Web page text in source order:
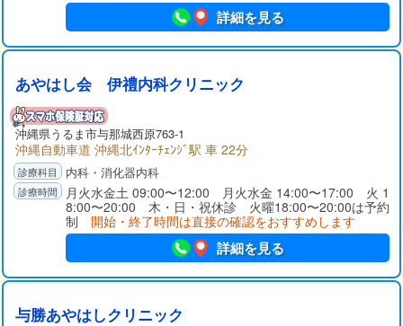
詳細を見る
あやはし会 伊禮内科クリニック
沖縄県うるま市与那城西原763-1
沖縄自動車道 沖縄北ｲﾝﾀｰﾁｪﾝｼﾞ駅 車 22分
内科・消化器内科
月火水金土 09:00〜12:00 月火水金 14:00〜17:00 火 1
8:00〜20:00 木・日・祝休診 火曜18:00〜20:00は予約
制 開始・終了時間は直接の確認をおすすめします
詳細を見る
与勝あやはしクリニック